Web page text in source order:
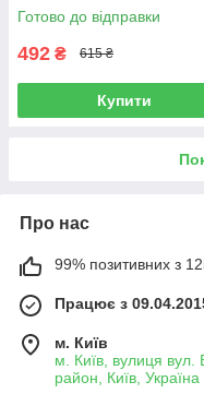
Готово до відправки
492 ₴ 615 ₴
Купити
Про нас
99% позитивних з
Працює з
м. Київ
м. Київ, вулиця
район, Київ, Україна